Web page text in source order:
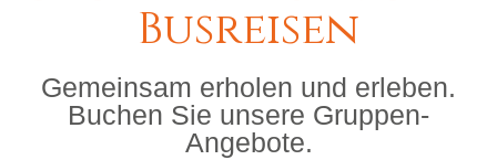
Busreisen
Gemeinsam erholen und erleben.
Buchen Sie unsere Gruppen-
Angebote.